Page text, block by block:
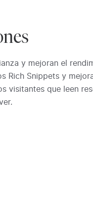
y mejoran el
Rich Snippets y
visitantes que leen